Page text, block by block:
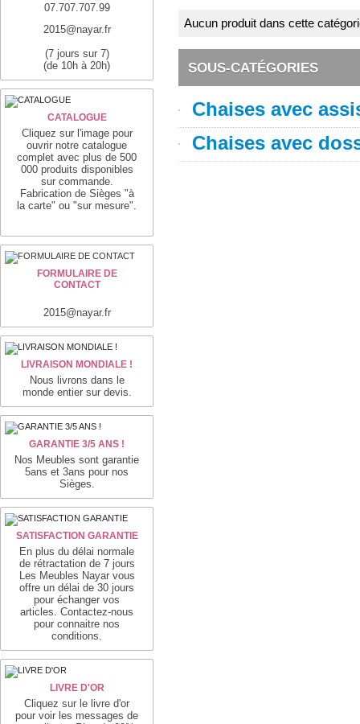
07.707.707.99
2015@nayar.fr
(7 jours sur 7)
(de 10h à 20h)
CATALOGUE
Cliquez sur l'image pour
ouvrir notre catalogue
complet avec plus de 500
000 produits disponibles
sur commande.
Fabrication de Sièges "à
la carte" ou "sur mesure".
FORMULAIRE DE
CONTACT
2015@nayar.fr
LIVRAISON MONDIALE !
Nous livrons dans le
monde entier sur devis.
GARANTIE 3/5 ANS !
Nos Meubles sont garantie
5ans et 3ans pour nos
Sièges.
SATISFACTION GARANTIE
En plus du délai normale
de rétractation de 7 jours
Les Meubles Nayar vous
offre un délai de 30 jours
pour échanger vos
articles. Contactez-nous
pour connaitre nos
conditions.
LIVRE D'OR
Cliquez sur le livre d'or
pour voir les messages de
Aucun produit dans cette
SOUS-CATÉGORIES
Chaises avec
Chaises avec